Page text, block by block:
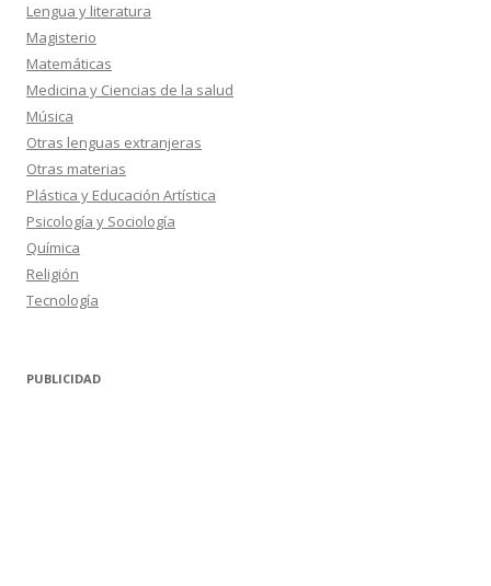
Lengua y literatura
Magisterio
Matemáticas
Medicina y Ciencias de la salud
Música
Otras lenguas extranjeras
Otras materias
Plástica y Educación Artística
Psicología y Sociología
Química
Religión
Tecnología
PUBLICIDAD